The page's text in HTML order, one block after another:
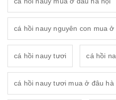
cá hồi nauy nguyên con mua
cá hồi nauy tươi cá hồi
cá hồi nauy tươi mua ở đâu hà